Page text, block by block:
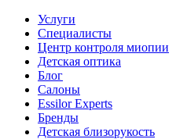
Услуги
Специалисты
Центр контроля миопии
Детская оптика
Блог
Салоны
Essilor Experts
Бренды
Детская близорукость